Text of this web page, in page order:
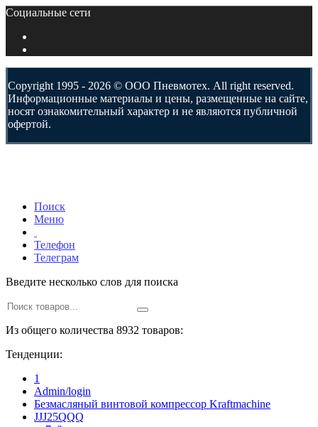
Социальные сети
Copyright 1995 - 2026 © ООО Пневмотех. All right reserved.
Информационные материалы и цены, размещенные на сайте,
носят ознакомительный характер и не являются публичной
офертой.
Поиск
Меню
Телефон
Телеграм
Введите несколько слов для поиска
Из общего количества 8932 товаров:
Тенденции:
1
Admin/login
Безмасляный винтовой компрессор Kraftmaсhine
JJJ25QQQ